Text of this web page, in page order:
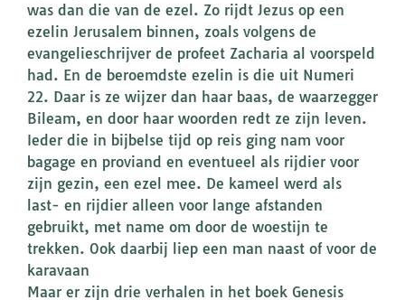
was dan die van de ezel. Zo rijdt Jezus op een
ezelin Jerusalem binnen, zoals volgens de
evangelieschrijver de profeet Zacharia al voorspeld
had. En de beroemdste ezelin is die uit Numeri
22. Daar is ze wijzer dan haar baas, de waarzegger
Bileam, en door haar woorden redt ze zijn leven.
Ieder die in bijbelse tijd op reis ging nam voor
bagage en proviand en eventueel als rijdier voor
zijn gezin, een ezel mee. De kameel werd als
last- en rijdier alleen voor lange afstanden
gebruikt, met name om door de woestijn te
trekken. Ook daarbij liep een man naast of voor de
karavaan
Maar er zijn drie verhalen in het boek Genesis